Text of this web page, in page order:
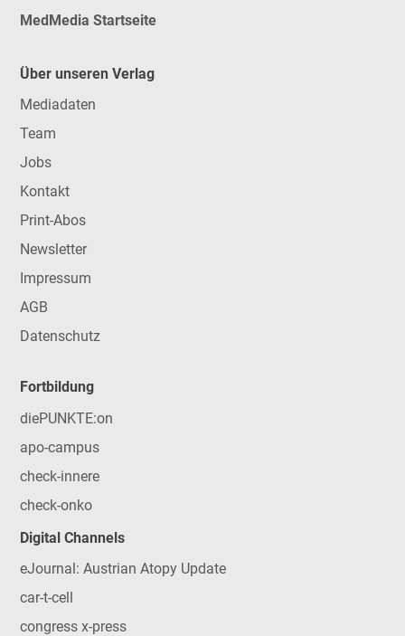
MedMedia Startseite
Über unseren Verlag
Mediadaten
Team
Jobs
Kontakt
Print-Abos
Newsletter
Impressum
AGB
Datenschutz
Fortbildung
diePUNKTE:on
apo-campus
check-innere
check-onko
Digital Channels
eJournal: Austrian Atopy Update
car-t-cell
congress x-press